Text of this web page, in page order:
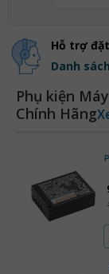
Hỗ trợ
Danh
Phụ kiện
Chính Hãng